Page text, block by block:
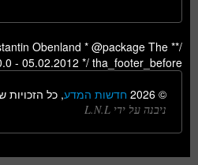
Obenland * @package The
- 05.02.2012 */ tha_footer_before(); ?>
© 2026
חדשות המדע, כל הזכויות
ניבנה על ידי L.N.L